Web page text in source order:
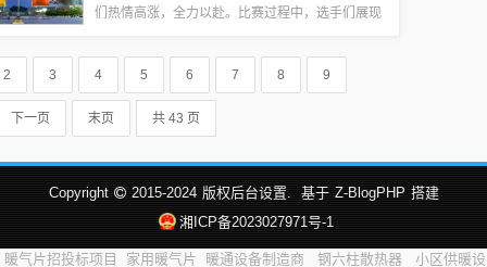
们热情高涨，全力以赴。比赛过程中，选手们展现
角逐，最终决出了比赛的胜者。本文旨在分享跳绳
比赛的乐趣和竞技精神，同时也鼓励更多人参...
2 3 4 5 6 7 8 9
下一页 末页 共 43 页
Copyright 2015-2024 版权后台设置. 基于 Z-BlogPHP 搭建
湘ICP备2023027971号-1
暖气片招投标项目 家用暖气片 暖通设备制造商 钢六柱散热器 小区供暖设